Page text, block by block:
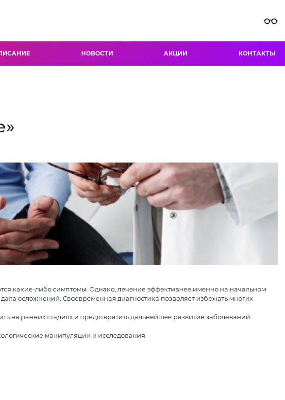
НОВОСТИ АКЦИИ КОНТАКТЫ
какие-либо симптомы. Однако, лечение эффективнее именно на начальном
осложнений. Своевременная диагностика позволяет избежать многих
на ранних стадиях и предотвратить дальнейшее развитие заболеваний.
манипуляции и исследования